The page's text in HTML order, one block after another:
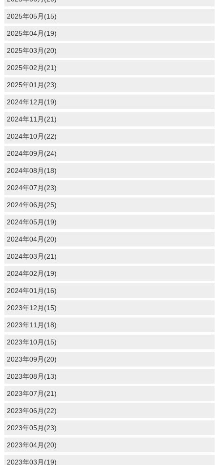
2025年05月(15)
2025年04月(19)
2025年03月(20)
2025年02月(21)
2025年01月(23)
2024年12月(19)
2024年11月(21)
2024年10月(22)
2024年09月(24)
2024年08月(18)
2024年07月(23)
2024年06月(25)
2024年05月(19)
2024年04月(20)
2024年03月(21)
2024年02月(19)
2024年01月(16)
2023年12月(15)
2023年11月(18)
2023年10月(15)
2023年09月(20)
2023年08月(13)
2023年07月(21)
2023年06月(22)
2023年05月(23)
2023年04月(20)
2023年03月(19)